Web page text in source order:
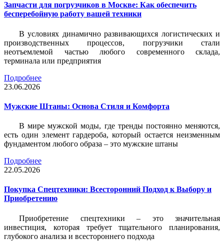
Запчасти для погрузчиков в Москве: Как обеспечить
бесперебойную работу вашей техники
В условиях динамично развивающихся логистических и
производственных процессов, погрузчики стали
неотъемлемой частью любого современного склада,
терминала или предприятия
Подробнее
23.06.2026
Мужские Штаны: Основа Стиля и Комфорта
В мире мужской моды, где тренды постоянно меняются,
есть один элемент гардероба, который остается неизменным
фундаментом любого образа – это мужские штаны
Подробнее
22.05.2026
Покупка Спецтехники: Всесторонний Подход к Выбору и
Приобретению
Приобретение спецтехники – это значительная
инвестиция, которая требует тщательного планирования,
глубокого анализа и всестороннего подхода